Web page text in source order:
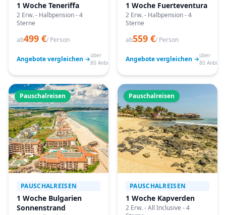
1 Woche Teneriffa
2 Erw. - Halbpension - 4
Sterne
ab499 €/ Person
Angebote vergleichen →über
80 Anbieter
1 Woche Fuerteventura
2 Erw. - Halbpension - 4
Sterne
ab559 €/ Person
Angebote vergleichen →über
80
Pauschalreisen
PAUSCHALREISEN
1 Woche Bulgarien
Sonnenstrand
Pauschalreisen
PAUSCHALREISEN
1 Woche Kapverden
2 Erw. - All Inclusive - 4